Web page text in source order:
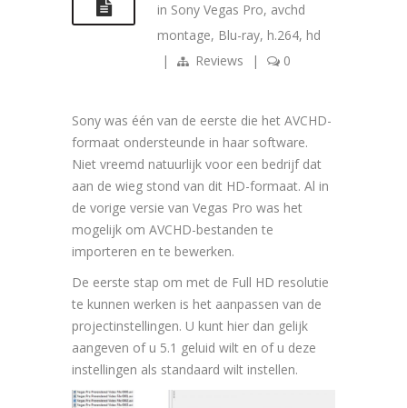
in Sony Vegas Pro, avchd
montage, Blu-ray, h.264, hd
|
Reviews | 0
Sony was één van de eerste die het AVCHD-
formaat ondersteunde in haar software.
Niet vreemd natuurlijk voor een bedrijf dat
aan de wieg stond van dit HD-formaat. Al in
de vorige versie van Vegas Pro was het
mogelijk om AVCHD-bestanden te
importeren en te bewerken.
De eerste stap om met de Full HD resolutie
te kunnen werken is het aanpassen van de
projectinstellingen. U kunt hier dan gelijk
aangeven of u 5.1 geluid wilt en of u deze
instellingen als standaard wilt instellen.